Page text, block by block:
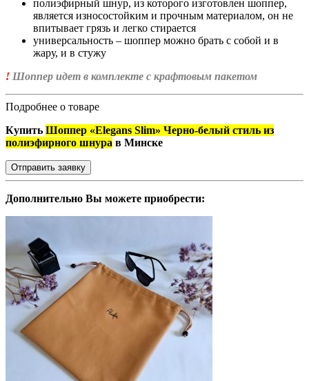
полиэфирный шнур, из которого изготовлен шоппер,
является износостойким и прочным материалом, он не
впитывает грязь и легко стирается
универсальность – шоппер можно брать с собой и в
жару, и в стужу
! Шоппер идет в комплекте с крафтовым пакетом
Подробнее о товаре
Купить Шоппер «Elegans Slim» Черно-белый стиль из
полиэфирного шнура в Минске
Отправить заявку
Дополнительно Вы можете приобрести: